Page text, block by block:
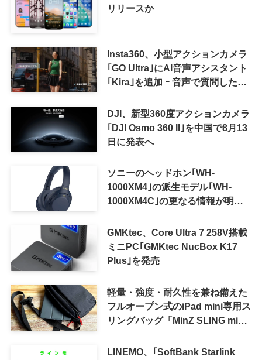
リリースか
Insta360、小型アクションカメラ
｢GO Ultra｣にAI音声アシスタント
｢Kira｣を追加 ｰ 音声で質問した
可能に
DJI、新型360度アクションカメラ
｢DJI Osmo 360 II｣を中国で8月13
日に発表へ
ソニーのヘッドホン｢WH-
1000XM4｣の派生モデル｢WH-
1000XM4C｣の更なる情報が明ら
GMKtec、Core Ultra 7 258V搭載
ミニPC｢GMKtec NucBox K17
Plus｣を発売
軽量・強度・耐久性を兼ね備えた
フルオープン式のiPad mini専用ス
リングバッグ「MinZ SLING mini
LINEMO、｢SoftBank Starlink